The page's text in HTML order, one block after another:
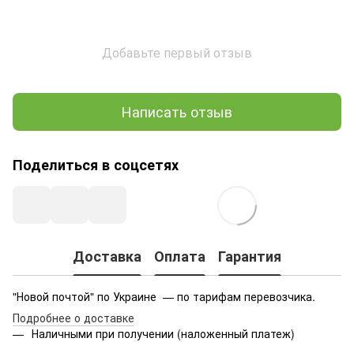
Добавьте первый отзыв
Написать отзыв
Поделиться в соцсетях
Доставка Оплата Гарантия
"Новой почтой" по Украине — по тарифам перевозчика.
Подробнее о доставке
Наличными при получении (наложенный платеж)